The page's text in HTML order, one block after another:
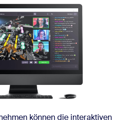
können die interaktiven